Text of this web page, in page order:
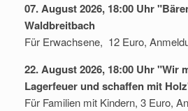
07. August 2026, 18:00 Uhr
Waldbreitbach
Für Erwachsene, 12 Euro,
22. August 2026, 18:00 Uhr "Wir
Lagerfeuer und schaffen mit
Für Familien mit Kindern, 3 Euro,